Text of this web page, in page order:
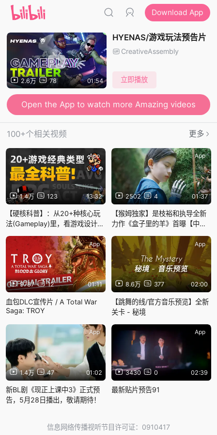
Download App
2.6万 78 01:54
HYENAS/游戏玩法预告片
CreativeAssembly
立即播放
Open the App to watch more Amazing videos
100+个相关视频 更多
1.4万 123 13:32
App
【硬核科普】：从20+种核心玩
法(Gameplay)里，看游戏设计的
2502 4 01:37
App
【猴姆独家】是枝裕和执导全新
力作《盒子里的羊》首曝【中
和第十度入围戛纳电影节并再次
角逐最高荣誉金棕榈奖
9787 12 01:11
App
血包DLC宣传片 / A Total War
Saga: TROY
8.6万 377 02:00
App
【跳舞的线/官方音乐预览】全新
关卡 - 秘境
1.4万 47 01:02
App
新BL剧《现正上课中3》正式预
告，5月28日播出，敬请期待！
3430 0 02:39
App
最新贴片预告91
信息网络传播视听节目许可证：0910417